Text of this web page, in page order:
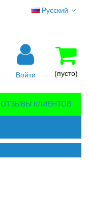
Русский
(пусто)
Войти
ОТЗЫВЫ КЛИЕНТОВ